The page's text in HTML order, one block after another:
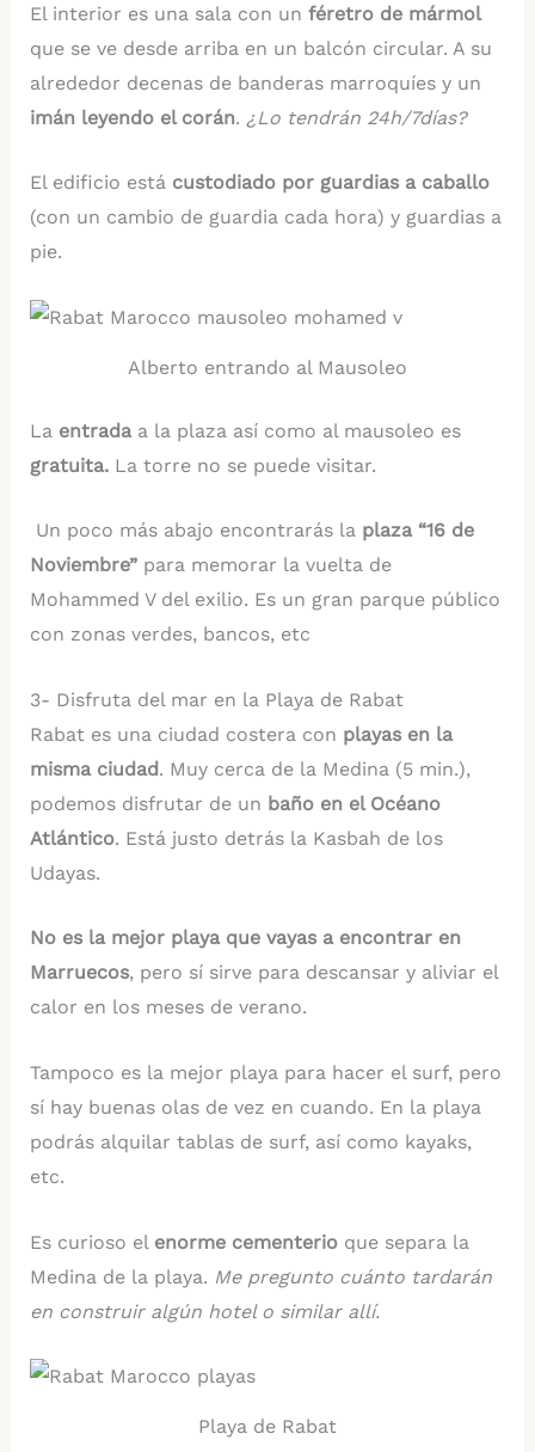
El interior es una sala con un féretro de mármol
que se ve desde arriba en un balcón circular. A su
alrededor decenas de banderas marroquíes y un
imán leyendo el corán. ¿Lo tendrán 24h/7días?
El edificio está custodiado por guardias a caballo
(con un cambio de guardia cada hora) y guardias a
pie.
Alberto entrando al Mausoleo
La entradaa la plaza así como al mausoleo es
gratuita. La torre no se puede visitar.
Un poco más abajo encontrarás laplaza “16 de
Noviembre” para memorar la vuelta de
Mohammed V del exilio. Es un gran parque público
con zonas verdes, bancos, etc
3- Disfruta del mar en la Playa de Rabat
Rabat es una ciudad costera con playas en la
misma ciudad. Muy cerca de la Medina (5 min.),
podemos disfrutar de un baño en el Océano
Atlántico. Está justo detrás la Kasbah de los
Udayas.
No es la mejor playa que vayas a encontrar en
Marruecos, pero sí sirve para descansar y aliviar el
calor en los meses de verano.
Tampoco es la mejor playa para hacer el surf, pero
sí hay buenas olas de vez en cuando. En la playa
podrás alquilar tablas de surf, así como kayaks,
etc.
Es curioso el enorme cementerioque separa la
Medina de la playa. Me pregunto cuánto tardarán
en construir algún hotel o similar allí.
Playa de Rabat